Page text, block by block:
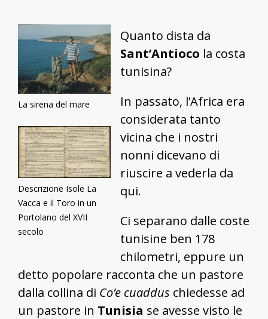
La sirena del mare
Descrizione Isole La
Vacca e il Toro in un
Portolano del XVII
secolo
Quanto dista da
Sant’Antioco la costa
tunisina?
In passato, l’Africa era
considerata tanto
vicina che i nostri
nonni dicevano di
riuscire a vederla da
qui.
Ci separano dalle coste
tunisine ben 178
chilometri, eppure un
detto popolare racconta che un pastore
dalla collina di Co‘e cuaddus chiedesse ad
un pastore in Tunisia se avesse visto le